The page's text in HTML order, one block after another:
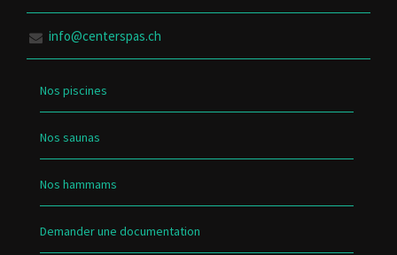
info@centerspas.ch
Nos piscines
Nos saunas
Nos hammams
Demander une documentation